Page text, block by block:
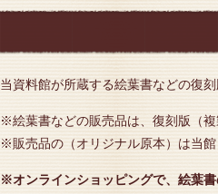
当資料館が所蔵する絵葉書などの復
※絵葉書などの販売品は、復刻版（複
※販売品の（オリジナル原本）は当
※オンラインショッピングで、絵葉